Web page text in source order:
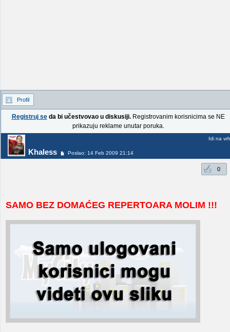
Profil
Registruj seda bi učestvovao u diskusiji.Registrovanim korisnicima se NE
prikazuju reklame unutar poruka.
Khaless Poslao: 14 Feb 2009 21:14
Idi na vrh
0
SAMO BEZ DOMAĆEG REPERTOARA MOLIM !!!